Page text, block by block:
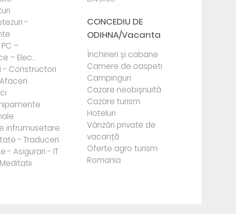
-
–
– Elec...
- Constructori
infrumusetare
- Traduceri
- Asigurari - IT
CONCEDIU DE
ODIHNA/Vacanta
Închirieri și cabane
Camere de oaspeti
Campinguri
Cazare neobișnuită
Cazare turism
Hoteluri
Vânzări private de
vacanță
Oferte agro turism
Romania